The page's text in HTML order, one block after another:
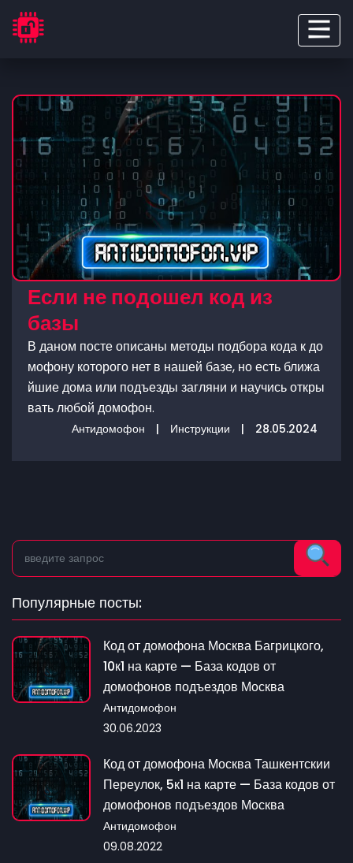
Если не подошел код из
базы
В даном посте описаны методы подбора кода к до
мофону которого нет в нашей базе, но есть ближа
йшие дома или подъезды загляни и научись откры
вать любой домофон.
Антидомофон | Инструкции | 28.05.2024
Популярные посты:
Код от домофона Москва Багрицкого,
10к1 на карте — База кодов от
домофонов подъездов Москва
Антидомофон
30.06.2023
Код от домофона Москва Ташкентскии
Переулок, 5к1 на карте — База кодов от
домофонов подъездов Москва
Антидомофон
09.08.2022